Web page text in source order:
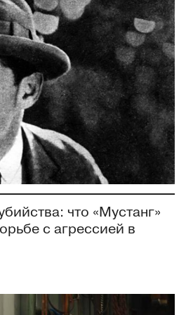
что «Мустанг»
с агрессией в